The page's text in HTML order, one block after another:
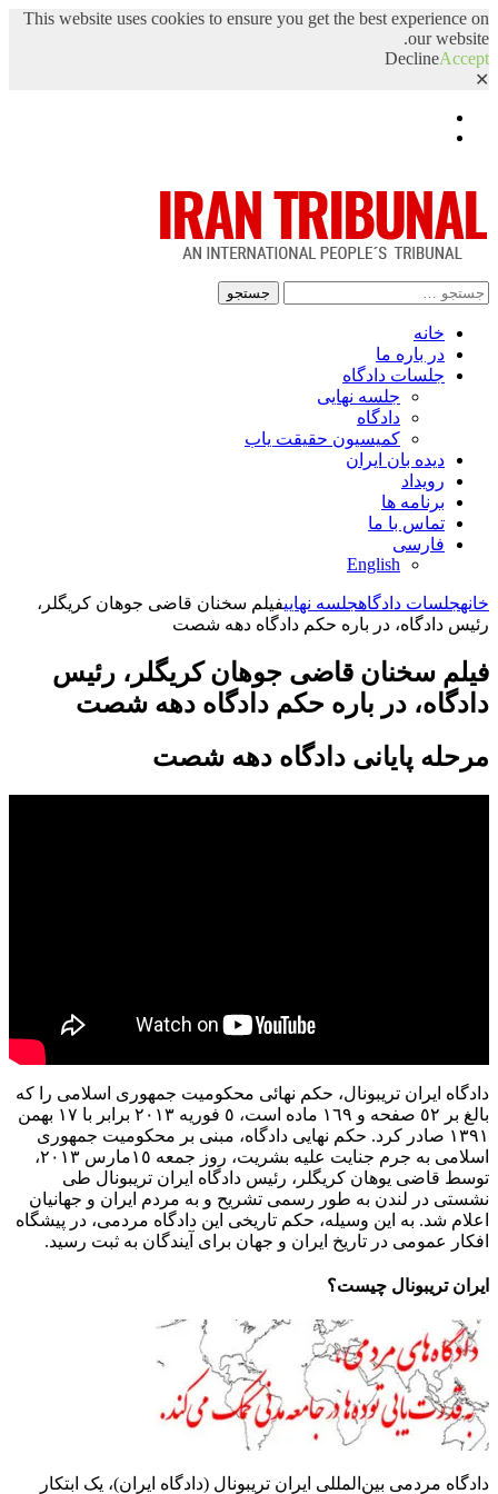
This website uses cookies to ensure you get the best experience on
our website.
DeclineAccept
✕
جستجو
خانه
در باره ما
جلسات دادگاه
جلسه نهایی
دادگاه
کمیسیون حقیقت یاب
دیده بان ایران
رویداد
برنامه ها
تماس با ما
فارسی
English
خانهجلسات دادگاهجلسه نهاییفیلم سخنان قاضی جوهان کریگلر،
رئیس دادگاه، در باره حکم دادگاه دهه شصت
فیلم سخنان قاضی جوهان کریگلر، رئیس
دادگاه، در باره حکم دادگاه دهه شصت
مرحله پایانی دادگاه دهه شصت
دادگاه ایران تریبونال، حکم نهائی محکومیت جمهوری اسلامی را که
بالغ بر ٥٢ صفحه و ١٦٩ ماده است، ٥ فوریه ٢٠١٣ برابر با ١٧ بهمن
١٣٩١ صادر کرد. حکم نهایی دادگاه، مبنی بر محکومیت جمهوری
اسلامی به جرم جنایت علیه بشریت، روز جمعه ١٥مارس ٢٠١٣،
توسط قاضی یوهان کریگلر، رئیس دادگاه ایران تریبونال طی
نشستی در لندن به طور رسمی تشریح و به مردم ایران و جهانیان
اعلام شد. به این وسیله، حکم تاریخی این دادگاه مردمی، در پیشگاه
افکار عمومی در تاریخ ایران و جهان برای آیندگان به ثبت رسید.
ایران تریبونال چیست؟
دادگاه مردمی بین‌المللی ایران تریبونال (دادگاه ایران)، یک ابتکار